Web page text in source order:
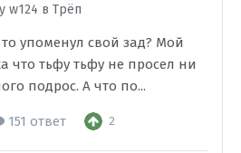
w124 в Трёп
то упоменул свой зад? Мой
что тьфу тьфу не просел ни
подрос. А что по...
151 ответ 2